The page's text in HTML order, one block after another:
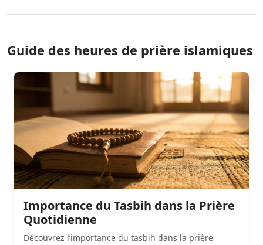
Guide des heures de prière islamiques
Importance du Tasbih dans la Prière
Quotidienne
Découvrez l’importance du tasbih dans la prière